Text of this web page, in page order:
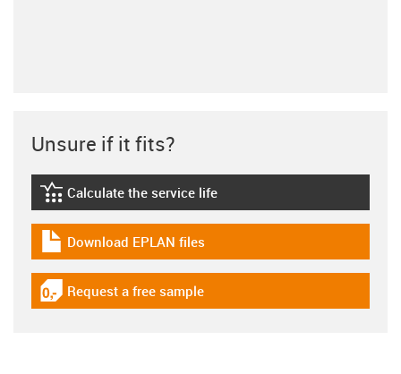
Unsure if it fits?
igus-icon-lebensdauerrechner
Calculate the service life
igus-icon-download-plan
Download EPLAN files
igus-icon-gratismuster
Request a free sample